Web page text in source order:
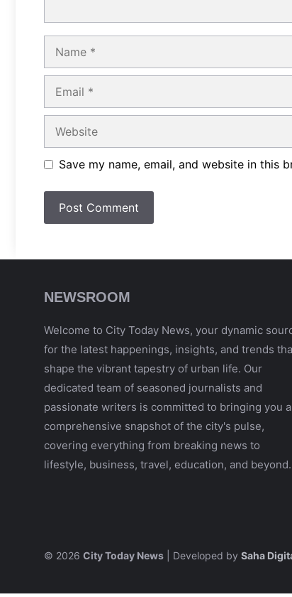
Name
Email
Website
Save my name, email, and website in this
NEWSROOM
Welcome to City Today News, your dynamic
for the latest happenings, insights, and trends
shape the vibrant tapestry of urban life. Our
dedicated team of seasoned journalists and
passionate writers is committed to bringing you a
comprehensive snapshot of the city's pulse,
covering everything from breaking news to
lifestyle, business, travel, education, and beyond.
© 2026 City Today News | Developed by Saha